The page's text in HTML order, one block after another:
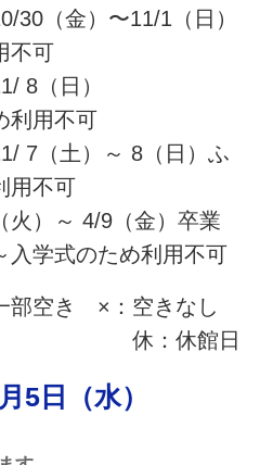
30（金）〜11/1（日）
不可
面】11/ 8（日）
利用不可
7（土）～ 8（日）ふ
用不可
火）～ 4/9（金）卒業
入学式のため利用不可
部空き ×：空きなし
休：休館日
5日（水）